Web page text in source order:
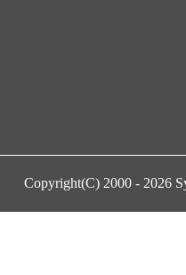
Copyright(C) 2000 - 2026